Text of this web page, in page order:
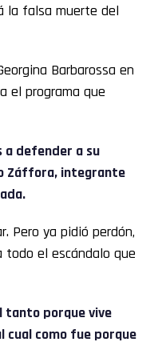
la falsa muerte del
Barbarossa en
el programa que
a defender a su
Záffora, integrante
Pero ya pidió perdón,
todo el escándalo que
tanto porque vive
cual como fue porque